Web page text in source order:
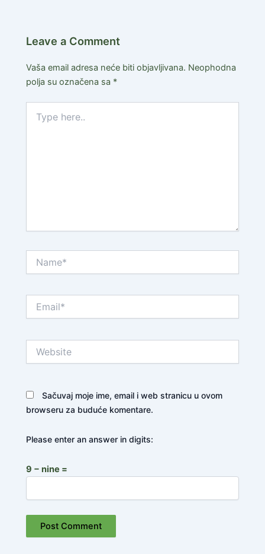
Leave a Comment
Vaša email adresa neće biti objavljivana. Neophodna
polja su označena sa *
here..
Sačuvaj moje ime, email i web stranicu u ovom
browseru za buduće komentare.
Please enter an answer in digits:
9 − nine =